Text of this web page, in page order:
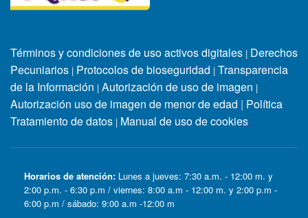
Términos y condiciones de uso activos digitales | Derechos
Pecuniarios | Protocolos de bioseguridad | Transparencia
de la Información | Autorización de uso de imagen |
Autorización uso de imagen de menor de edad | Política
Tratamiento de datos | Manual de uso de cookies
Horarios de atención: Lunes a jueves: 7:30 a.m. - 12:00 m. y
2:00 p.m. - 6:30 p.m / viernes: 8:00 a.m - 12:00 m. y 2:00 p.m -
6:00 p.m / sábado: 9:00 a.m -12:00 m